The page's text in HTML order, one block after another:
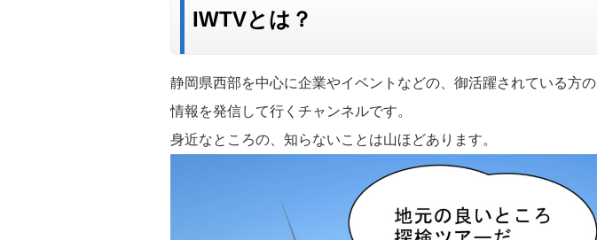
IWTVとは？
静岡県西部を中心に企業やイベントなどの、御活躍されている方の
情報を発信して行くチャンネルです。
身近なところの、知らないことは山ほどあります。